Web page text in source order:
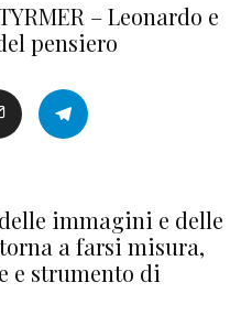
– Leonardo e
pensiero
immagini e delle
a farsi misura,
e strumento di